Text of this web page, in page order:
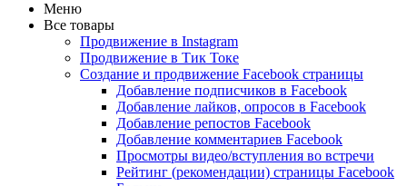
Меню
Все товары
Продвижение в Instagram
Продвижение в Тик Токе
Создание и продвижение Facebook страницы
Добавление подписчиков в Facebook
Добавление лайков, опросов в Facebook
Добавление репостов Facebook
Добавление комментариев Facebook
Просмотры видео/вступления во встречи
Рейтинг (рекомендации) страницы Facebook